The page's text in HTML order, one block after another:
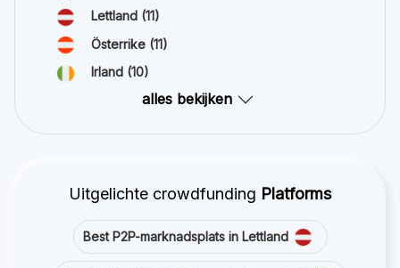
Lettland (11)
Österrike (11)
Irland (10)
alles bekijken
Uitgelichte crowdfunding Platforms
Best P2P-marknadsplats in Lettland